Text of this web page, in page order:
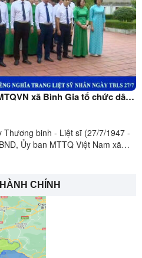
xã Bình Gia tổ chức dâng
liệt sĩ, thăm hỏi, tặng quà
có công với cách mạng trên
binh - Liệt sĩ (27/7/1947 -
Ủy ban MTTQ Việt Nam xã
Đoàn đã đến ...
CHÍNH